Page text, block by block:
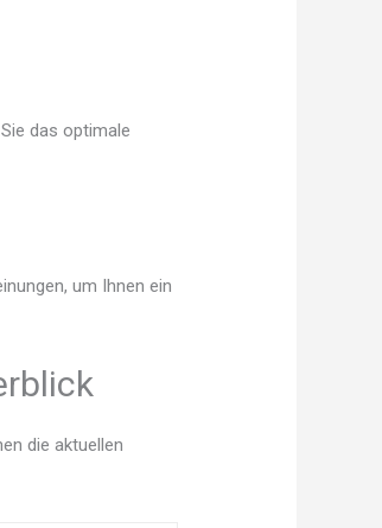
das optimale
um Ihnen ein
die aktuellen